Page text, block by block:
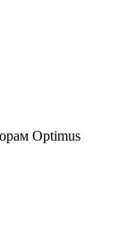
Optimus